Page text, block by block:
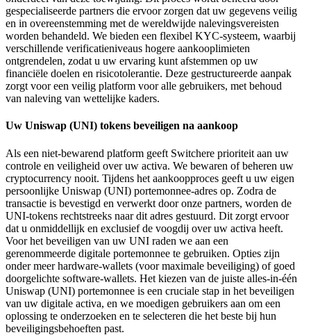
gespecialiseerde partners die ervoor zorgen dat uw gegevens veilig
en in overeenstemming met de wereldwijde nalevingsvereisten
worden behandeld. We bieden een flexibel KYC-systeem, waarbij
verschillende verificatieniveaus hogere aankooplimieten
ontgrendelen, zodat u uw ervaring kunt afstemmen op uw
financiële doelen en risicotolerantie. Deze gestructureerde aanpak
zorgt voor een veilig platform voor alle gebruikers, met behoud
van naleving van wettelijke kaders.
Uw Uniswap (UNI) tokens beveiligen na aankoop
Als een niet-bewarend platform geeft Switchere prioriteit aan uw
controle en veiligheid over uw activa. We bewaren of beheren uw
cryptocurrency nooit. Tijdens het aankoopproces geeft u uw eigen
persoonlijke Uniswap (UNI) portemonnee-adres op. Zodra de
transactie is bevestigd en verwerkt door onze partners, worden de
UNI-tokens rechtstreeks naar dit adres gestuurd. Dit zorgt ervoor
dat u onmiddellijk en exclusief de voogdij over uw activa heeft.
Voor het beveiligen van uw UNI raden we aan een
gerenommeerde digitale portemonnee te gebruiken. Opties zijn
onder meer hardware-wallets (voor maximale beveiliging) of goed
doorgelichte software-wallets. Het kiezen van de juiste alles-in-één
Uniswap (UNI) portemonnee is een cruciale stap in het beveiligen
van uw digitale activa, en we moedigen gebruikers aan om een
oplossing te onderzoeken en te selecteren die het beste bij hun
beveiligingsbehoeften past.